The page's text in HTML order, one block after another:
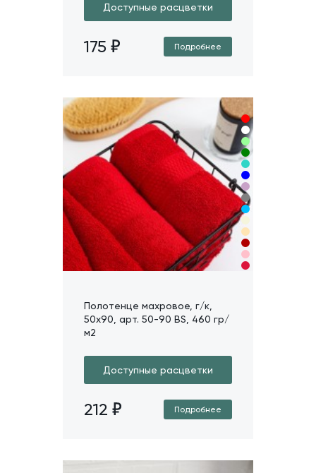
Доступные расцветки
175 Подробнее
Полотенце махровое, г/к,
50х90, арт. 50-90 BS, 460 гр/
м2
Доступные расцветки
212 Подробнее